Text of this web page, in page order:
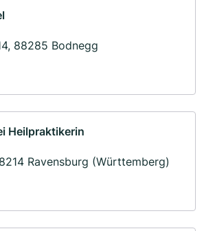
88285 Bodnegg
Heilpraktikerin
Ravensburg (Württemberg)